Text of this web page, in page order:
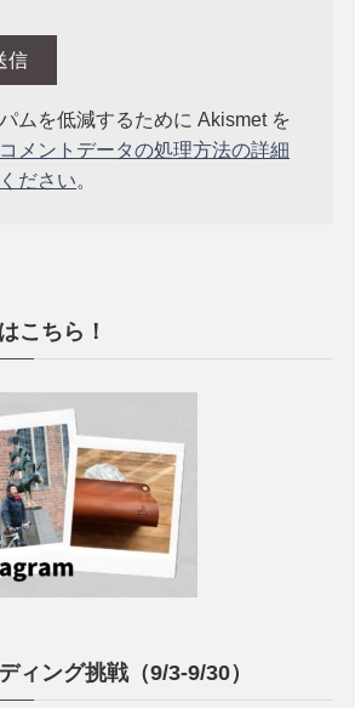
ムを低減するために Akismet を
コメントデータの処理方法の詳細
ださい。
こちら！
ィング挑戦（9/3-9/30）